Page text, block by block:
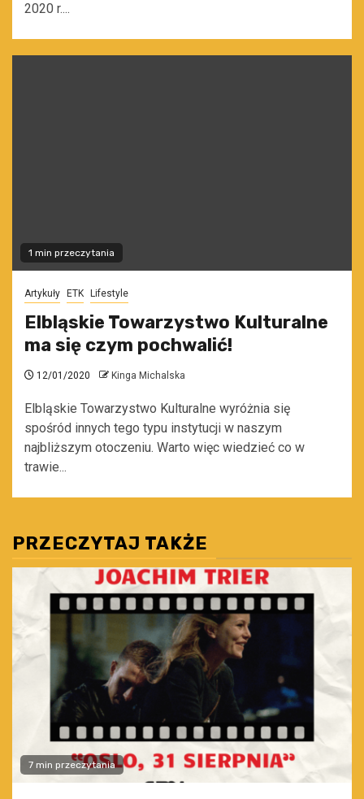
2020 r....
1 min przeczytania
Artykuły ETK Lifestyle
Elbląskie Towarzystwo Kulturalne
ma się czym pochwalić!
12/01/2020 Kinga Michalska
Elbląskie Towarzystwo Kulturalne wyróżnia się
spośród innych tego typu instytucji w naszym
najbliższym otoczeniu. Warto więc wiedzieć co w
trawie...
PRZECZYTAJ TAKŻE
7 min przeczytania